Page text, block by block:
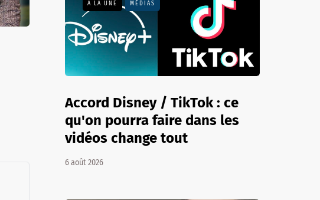
A LA UNE MÉDIAS
Accord Disney / TikTok : ce
qu'on pourra faire dans les
vidéos change tout
6 août 2026